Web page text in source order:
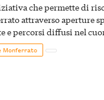
che permette di
attraverso aperture
e percorsi diffusi nel
Monferrato